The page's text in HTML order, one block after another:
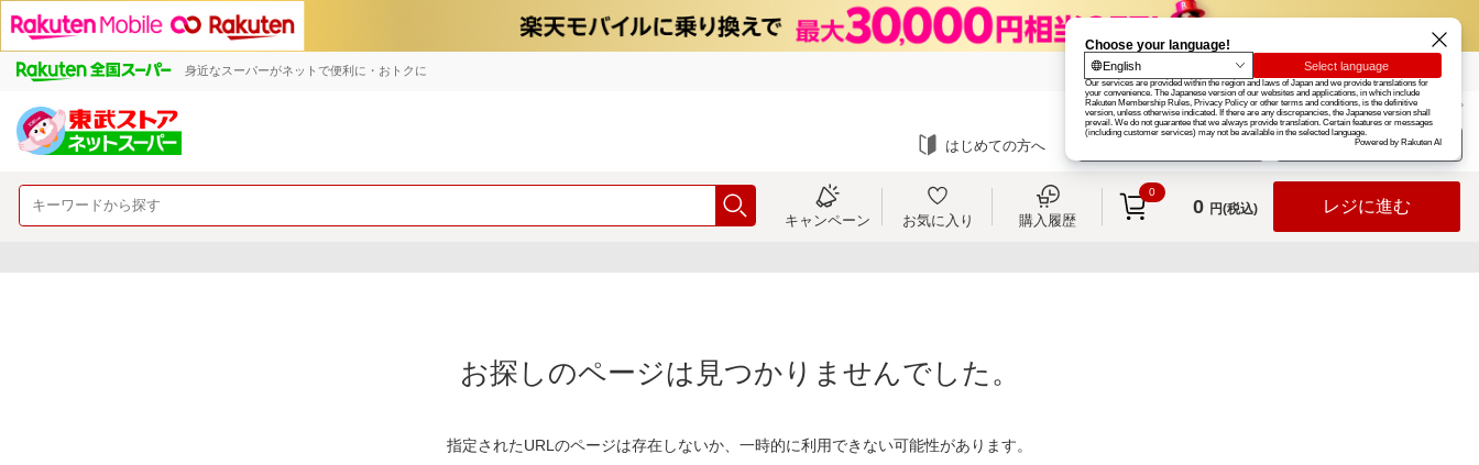
身近なスーパーがネットで便利に・おトクに 楽天グループ カード
お知らせ ヘルプ
はじめての方へ ログイン
キャンペーン お気に入り 購入履歴
0
0 円(税込) レジに進む
お探しのページは見つかりませんでした。
指定されたURLのページは存在しないか、一時的に利用できない可能性があります。